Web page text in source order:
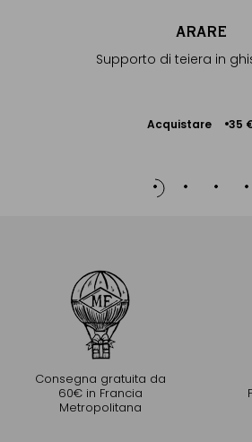
ARARE
Supporto di teiera in
Acquistare 35
Aggiungere
Consegna gratuita da
60€ in Francia
Metropolitana